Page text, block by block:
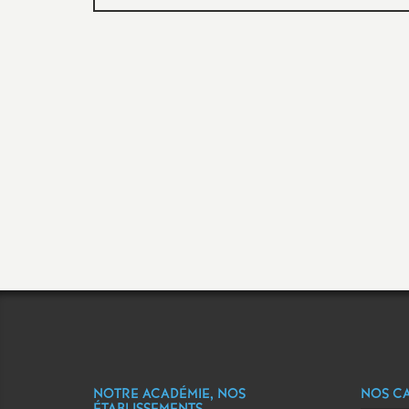
NOTRE ACADÉMIE, NOS NOS